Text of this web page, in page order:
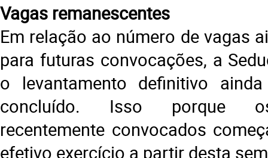
Vagas remanescentes
Em relação ao número de vagas
para futuras convocações, a
o levantamento definitivo
concluído. Isso porque
recentemente convocados
efetivo exercício a partir desta